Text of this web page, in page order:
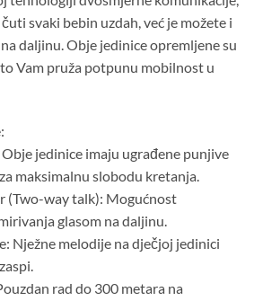
svaki bebin uzdah, već je možete i
daljinu. Obje jedinice opremljene su
Vam pruža potpunu mobilnost u
jedinice imaju ugrađene punjive
maksimalnu slobodu kretanja.
(Two-way talk): Mogućnost
glasom na daljinu.
Nježne melodije na dječjoj jedinici
rad do 300 metara na